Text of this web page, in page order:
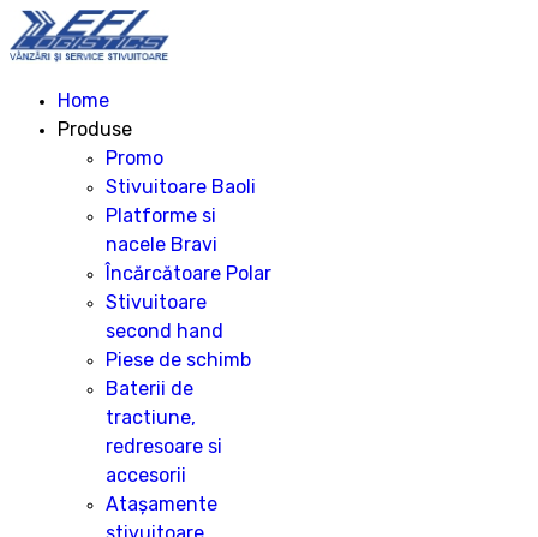
Home
Produse
Promo
Stivuitoare Baoli
Platforme si
nacele Bravi
Încărcătoare Polar
Stivuitoare
second hand
Piese de schimb
Baterii de
tractiune,
redresoare si
accesorii
Atașamente